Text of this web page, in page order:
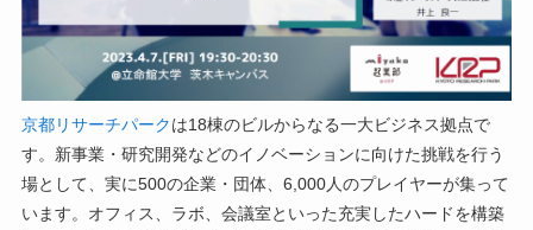
京都リサーチパークは18棟のビルからなる一大ビジネス拠点で
す。新事業・研究開発などのイノベーションに向けた挑戦を行う
場として、実に500の企業・団体、6,000人のプレイヤーが集って
います。オフィス、ラボ、会議室といった充実したハードを構築